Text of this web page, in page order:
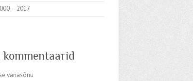
– 2017
kommentaarid
vanasõnu